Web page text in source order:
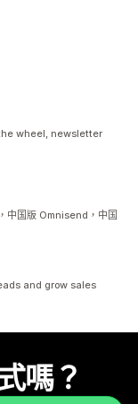
wheel, newsletter
中国版 Omnisend，中国
and grow sales
嗎？